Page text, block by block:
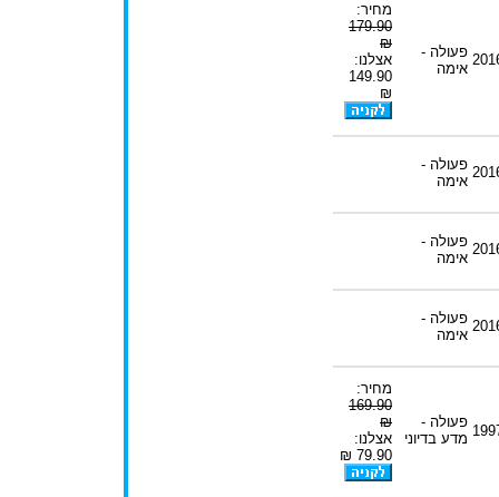
פעולה -
אימה
מחיר:
179.90
₪
אצלנו:
149.90
₪
פעולה -
אימה
פעולה -
אימה
פעולה -
אימה
פעולה -
מדע בדיוני
מחיר:
169.90
₪
אצלנו:
79.90 ₪